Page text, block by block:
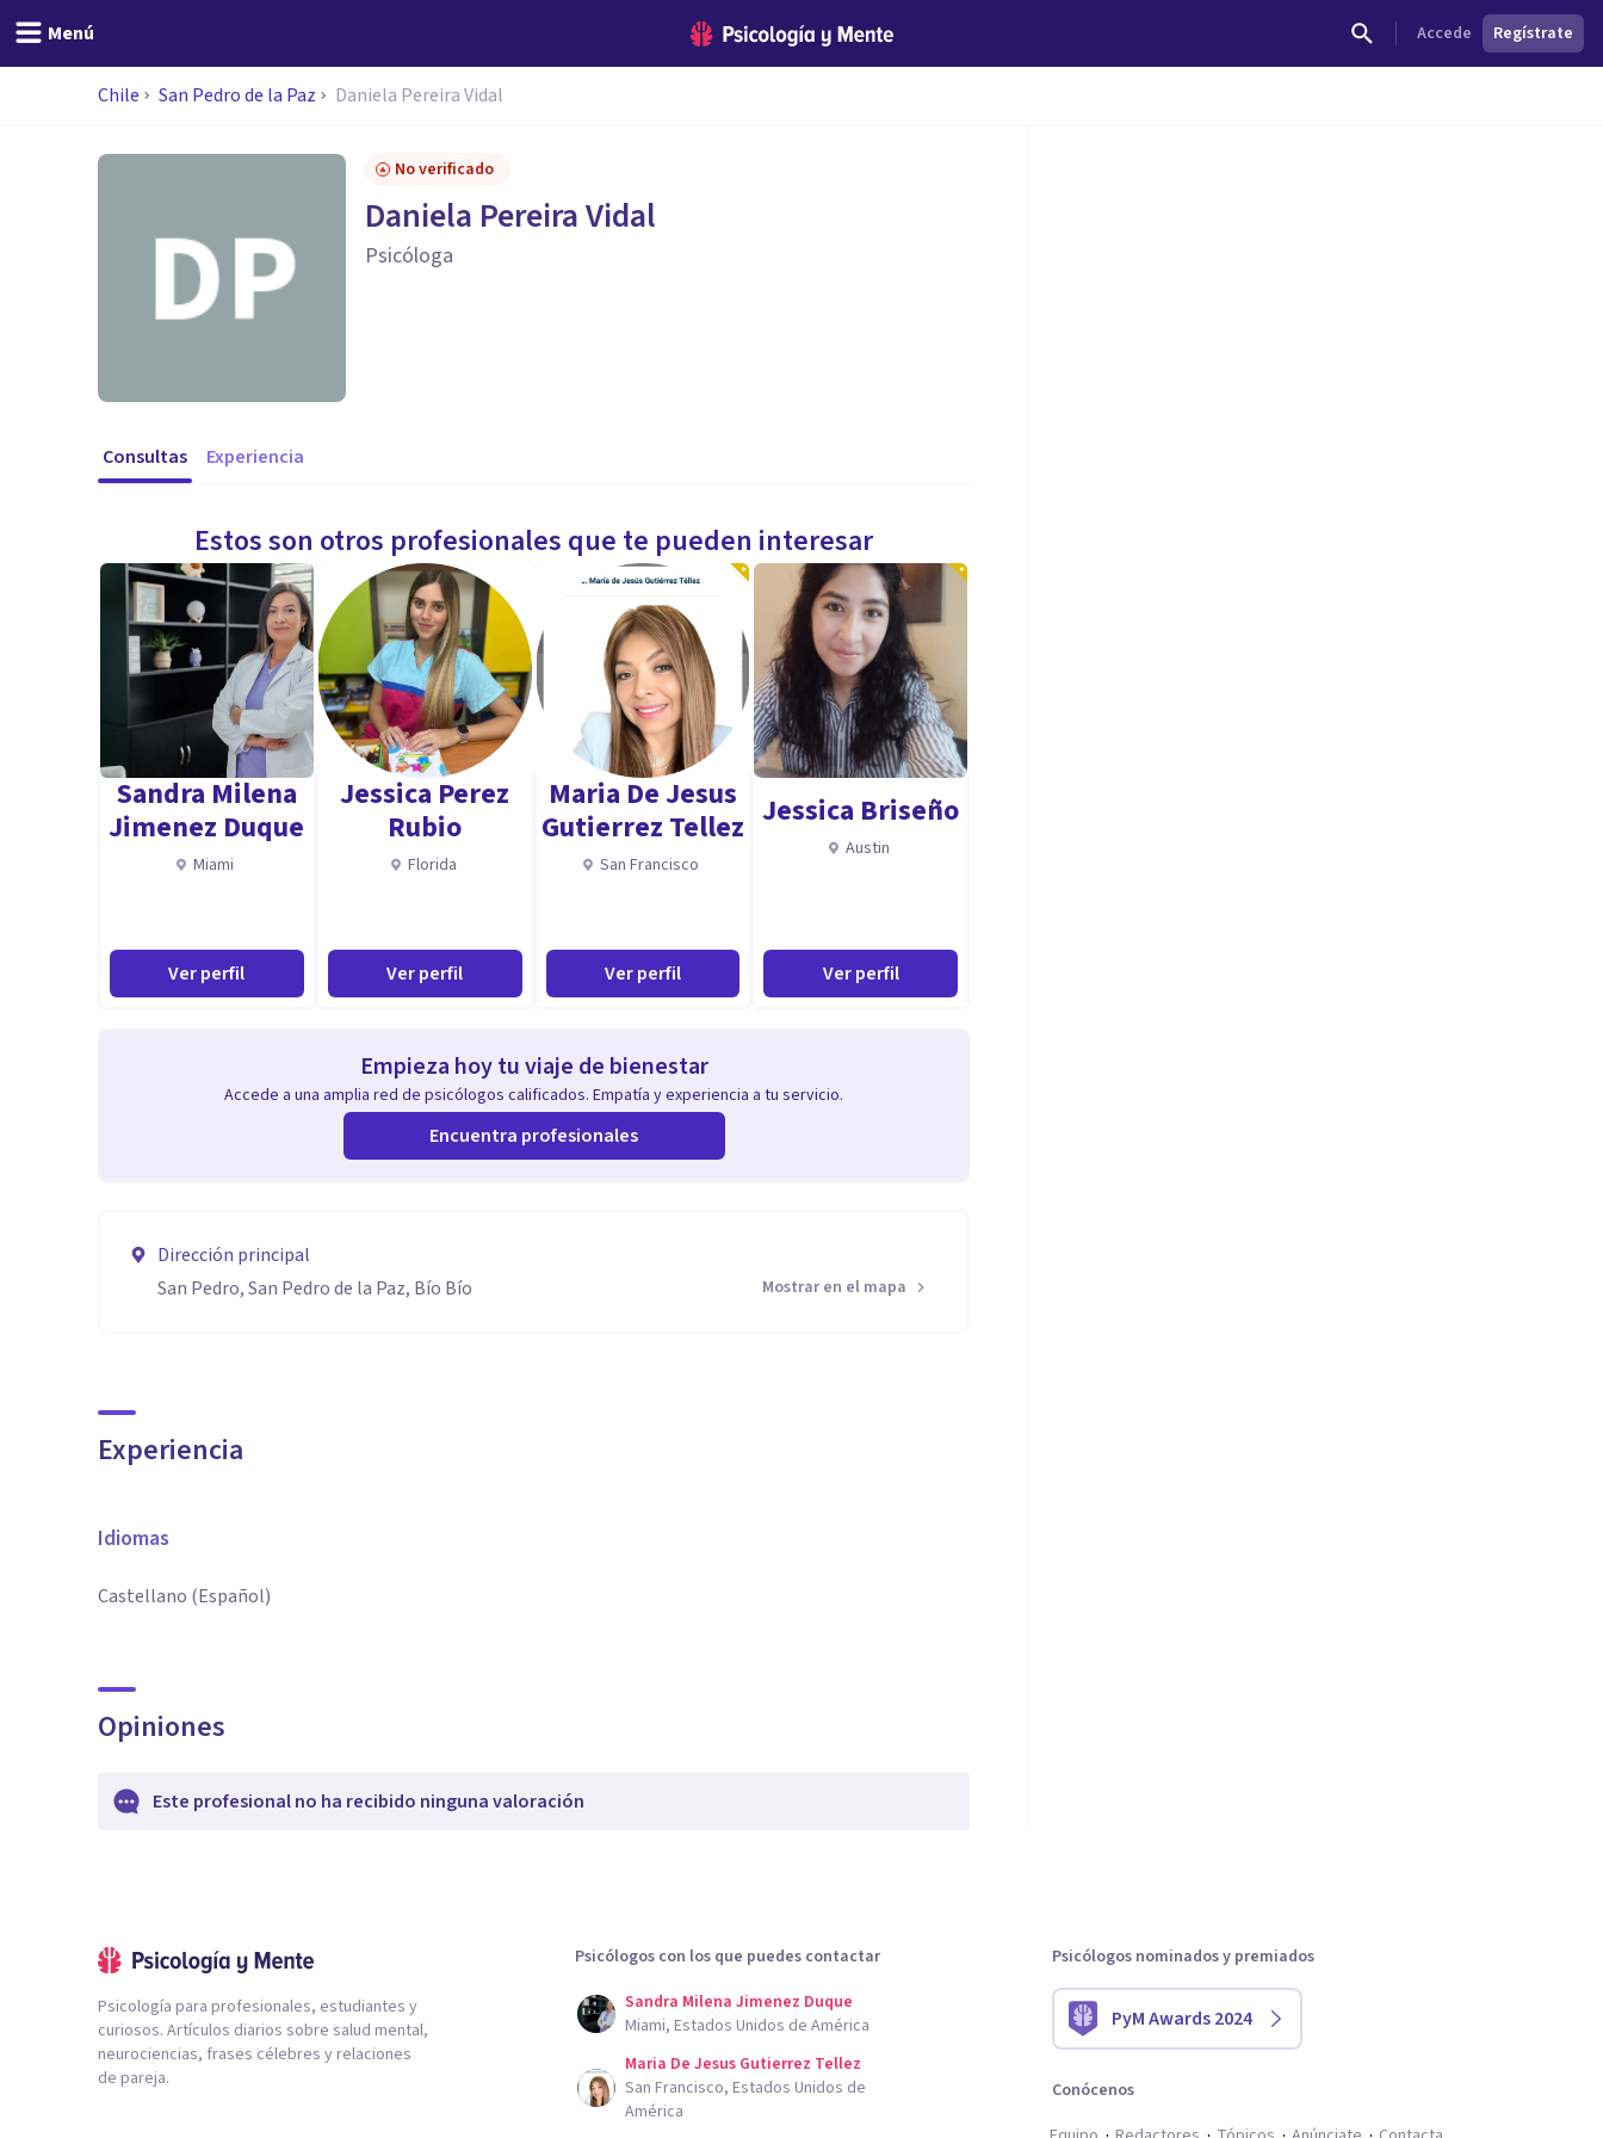
Menú Accede Regístrate
Chile San Pedro de la Paz Daniela Pereira Vidal
No verificado
Daniela Pereira Vidal
Psicóloga
Consultas Experiencia
Estos son otros profesionales que te pueden interesar
Sandra Milena
Jimenez Duque
Miami
Ver perfil
Jessica Perez
Rubio
Florida
Ver perfil
Maria De Jesus
Gutierrez Tellez
San Francisco
Ver perfil
Jessica Briseño
Austin
Ver perfil
Empieza hoy tu viaje de bienestar
Accede a una amplia red de psicólogos calificados. Empatía y experiencia a tu servicio.
Encuentra profesionales
Dirección principal
San Pedro, San Pedro de la Paz, Bío Bío
Mostrar en el mapa
Experiencia
Idiomas
Castellano (Español)
Opiniones
Este profesional no ha recibido ninguna valoración
Psicología para profesionales, estudiantes y
curiosos. Artículos diarios sobre salud mental,
neurociencias, frases célebres y relaciones
de pareja.
Psicólogos con los que puedes contactar
Sandra Milena Jimenez Duque
Miami, Estados Unidos de América
Maria De Jesus Gutierrez Tellez
San Francisco, Estados Unidos de
América
Psicólogos nominados y premiados
PyM Awards 2024
Conócenos